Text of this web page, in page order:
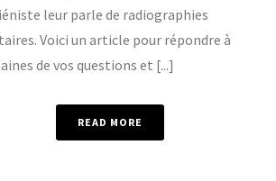
leur parle de radiographies
Voici un article pour répondre à
de vos questions et [...]
READ MORE